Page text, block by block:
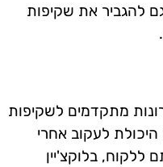
להגביר את שקיפות
מתקדמים לשקיפות
לעקוב אחרי
ללקוח, בלוקצ'יין